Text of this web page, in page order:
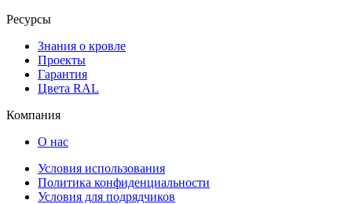
Ресурсы
Знания о кровле
Проекты
Гарантия
Цвета RAL
Компания
О нас
Условия использования
Политика конфиденциальности
Условия для подрядчиков